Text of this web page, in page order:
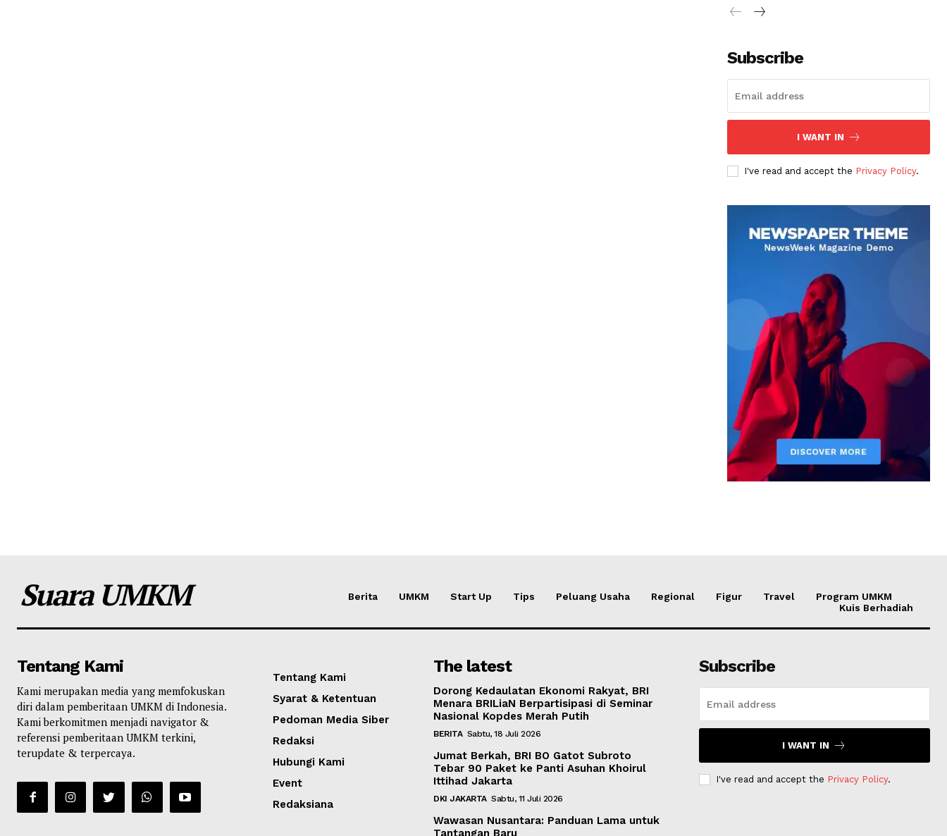
Subscribe
I WANT IN
I've read and accept the Privacy Policy.
Suara UMKM Berita UMKM Start Up Tips Peluang Usaha Regional Figur Travel
Program UMKM
Kuis Berhadiah
Tentang Kami
Kami merupakan media yang memfokuskan
diri dalam pemberitaan UMKM di Indonesia.
Kami berkomitmen menjadi navigator &
referensi pemberitaan UMKM terkini,
terupdate & terpercaya.
Tentang Kami
Syarat & Ketentuan
Pedoman Media Siber
Redaksi
Hubungi Kami
Event
Redaksiana
The latest
Dorong Kedaulatan Ekonomi Rakyat, BRI
Menara BRILiaN Berpartisipasi di Seminar
Nasional Kopdes Merah Putih
BERITA Sabtu, 18 Juli 2026
Jumat Berkah, BRI BO Gatot Subroto
Tebar 90 Paket ke Panti Asuhan Khoirul
Ittihad Jakarta
DKI JAKARTA Sabtu, 11 Juli 2026
Wawasan Nusantara: Panduan Lama untuk
Tantangan Baru
Subscribe
I WANT IN
I've read and accept the Privacy Policy.